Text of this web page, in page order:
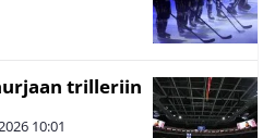
trilleriin
10:01